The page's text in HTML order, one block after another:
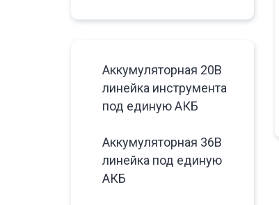
Аккумуляторная 20В
линейка инструмента
под единую АКБ
Аккумуляторная 36В
линейка под единую
АКБ